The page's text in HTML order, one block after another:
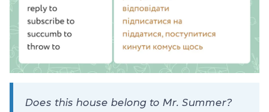
Does this house belong to Mr. Summer?